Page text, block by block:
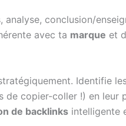
conclusion/
avec ta marque et
Identifie
copier-coller !) en leur
de backlinks intelligente